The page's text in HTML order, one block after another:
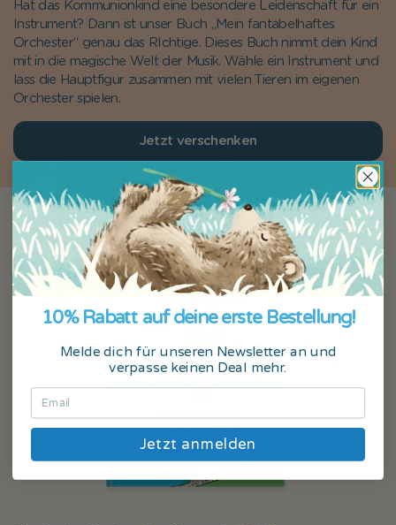
Hat das Kommunionkind eine besondere Leidenschaft für ein
Instrument? Dann ist unser Buch „Mein fantabelhaftes
Orchester“ genau das RIchtige. Dieses Buch nimmt dein Kind
mit in die magische Welt der Musik. Wähle ein Instrument und
lass die Hauptfigur zusammen mit vielen Tieren im eigenen
Orchester spielen.
Jetzt verschenken
10% Rabatt auf deine erste Bestellung!
Melde dich für unseren Newsletter an und
verpasse keinen Deal mehr.
Jetzt anmelden